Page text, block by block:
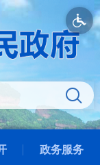
政务服务